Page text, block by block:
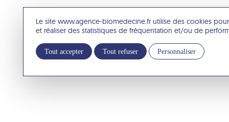
Le site www.agence-biomedecine.fr utilise des cookies
et réaliser des statistiques de fréquentation et/ou de
Tout accepter Tout refuser Personnaliser